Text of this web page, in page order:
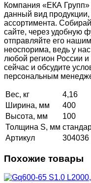
Компания «ЕКА Групп»
данный вид
ассортимента.
сайте, через удобную
отправляйте его
неоспорима, ведь у
любой регион России
сейчас и обсудите
персональным
Вес, кг
4,16
Ширина, мм
400
Высота, мм
100
Толщина S, мм
Артикул
304036
Похожие товары